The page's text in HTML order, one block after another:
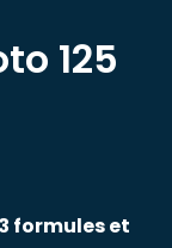
125
formules et